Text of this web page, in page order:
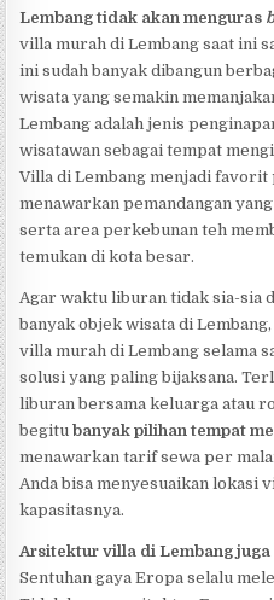
Lembang tidak akan menguras
villa murah di Lembang saat ini
ini sudah banyak dibangun
wisata yang semakin
Lembang adalah jenis
wisatawan sebagai tempat
Villa di Lembang menjadi favorit
menawarkan pemandangan
serta area perkebunan teh
temukan di kota besar.
Agar waktu liburan tidak sia-sia
banyak objek wisata di
villa murah di Lembang selama
solusi yang paling bijaksana.
liburan bersama keluarga atau
begitubanyak pilihan tempat
menawarkan tarif sewa per
Anda bisa menyesuaikan lokasi
kapasitasnya.
Arsitektur villa di Lembang
Sentuhan gaya Eropa selalu